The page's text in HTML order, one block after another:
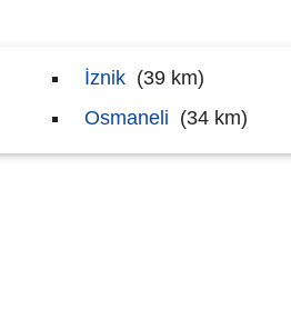
İznik (39 km)
Osmaneli (34 km)